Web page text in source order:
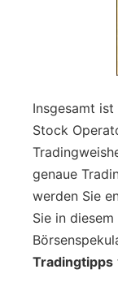
Insgesamt ist
Stock
genaue
werden Sie
Sie in
Tradingtipps